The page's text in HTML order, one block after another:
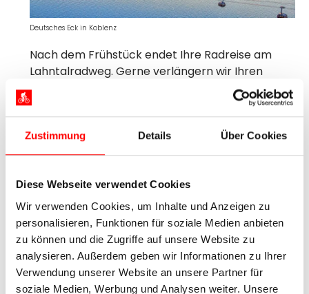
Zustimmung Details Über Cookies
Diese Webseite verwendet Cookies
Wir verwenden Cookies, um Inhalte und Anzeigen zu
personalisieren, Funktionen für soziale Medien anbieten
zu können und die Zugriffe auf unsere Website zu
analysieren. Außerdem geben wir Informationen zu Ihrer
Verwendung unserer Website an unsere Partner für
soziale Medien, Werbung und Analysen weiter. Unsere
Nach dem Frühstück endet Ihre Radreise am
Lahntalradweg. Gerne verlängern wir Ihren
Urlaub in Koblenz.
Deutsches Eck in Koblenz
Termine / Preise /
Leistungen
Saisonzeiten und Preise 2026
Anreise täglich vom 11.04.2026 bis zum 04.10.2026
Buchbare Termine werden im Buchungsformular